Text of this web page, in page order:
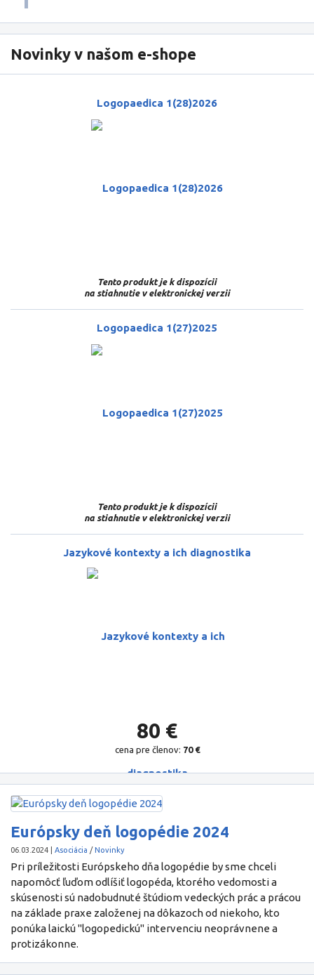
Novinky v našom e-shope
Logopaedica 1(28)2026
Tento produkt je k dispozícii
na stiahnutie v elektronickej verzii
Logopaedica 1(27)2025
Tento produkt je k dispozícii
na stiahnutie v elektronickej verzii
Jazykové kontexty a ich diagnostika
80 €
cena pre členov: 70 €
Európsky deň logopédie 2024
06.03.2024 Asociácia /Novinky
Pri príležitosti Európskeho dňa logopédie by sme chceli
napomôcť ľuďom odlíšiť logopéda, ktorého vedomosti a
skúsenosti sú nadobudnuté štúdiom vedeckých prác a prácou
na základe praxe založenej na dôkazoch od niekoho, kto
ponúka laickú "logopedickú" intervenciu neoprávnene a
protizákonne.